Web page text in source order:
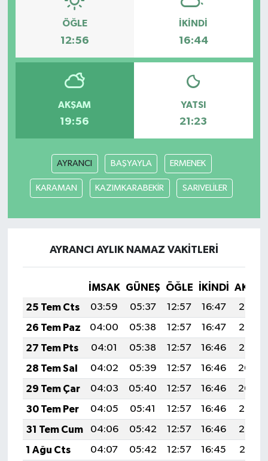
ÖĞLE
12:56
İKINDI
16:44
AKŞAM
19:56
YATSI
21:23
AYRANCI BAŞYAYLA ERMENEK
KARAMAN KAZIMKARABEKİR SARIVELİLER
AYRANCI AYLIK NAMAZ VAKITLERI
İMSAK GÜNEŞ ÖĞLE İKINDI
25 Tem Cts
03:59 05:37 12:57 16:47
20:07
26 Tem Paz
04:00 05:38 12:57 16:47
20:06
27 Tem Pts
04:01 05:38 12:57 16:46
20:05
28 Tem Sal
04:02 05:39 12:57 16:46
20:04
29 Tem Çar
04:03 05:40 12:57 16:46
20:04
30 Tem Per
04:05 05:41 12:57 16:46
20:03
31 Tem Cum
04:06 05:42 12:57 16:46
20:02
1 Ağu Cts
04:07 05:42 12:57 16:45
20:01